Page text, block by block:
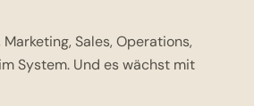
Sales, Operations,
System. Und es wächst mit